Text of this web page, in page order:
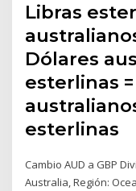
Libras
Dólares
esterlinas =
esterlinas
Cambio AUD a GBP
Australia, Región: